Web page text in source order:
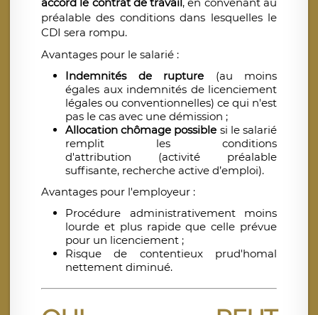
accord le contrat de travail, en convenant au
préalable des conditions dans lesquelles le
CDI sera rompu.
Avantages pour le salarié :
Indemnités de rupture (au moins
égales aux indemnités de licenciement
légales ou conventionnelles) ce qui n'est
pas le cas avec une démission ;
Allocation chômage possible si le salarié
remplit les conditions
d'attribution (activité préalable
suffisante, recherche active d’emploi).
Avantages pour l'employeur :
Procédure administrativement moins
lourde et plus rapide que celle prévue
pour un licenciement ;
Risque de contentieux prud'homal
nettement diminué.